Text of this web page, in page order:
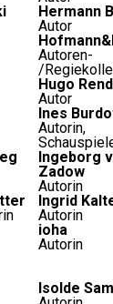
Hermann
Autor
Autoren-
/
Hugo
Autor
Ines
Autorin,
Ingeborg
Zadow
Autorin
Ingrid
Autorin
ioha
Autorin
Isolde